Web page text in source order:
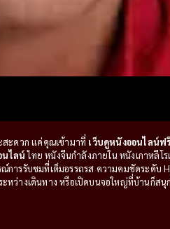
สะดวก แค่คุณเข้ามาที่ เว็บดูหนังออนไลน์ฟ
นไลน์ไทย หนังจีนกำลังภายใน หนังเกาหลีโ
การรับชมที่เต็มอรรถรส ความคมชัดระดับ
หว่างเดินทาง หรือเปิดบนจอใหญ่ที่บ้านก็สนุ